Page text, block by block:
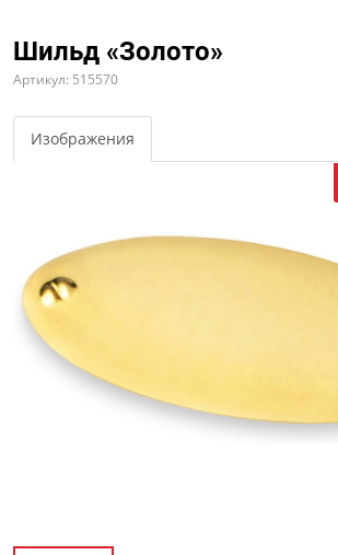
Шильд «Золото»
Артикул: 515570
Изображения